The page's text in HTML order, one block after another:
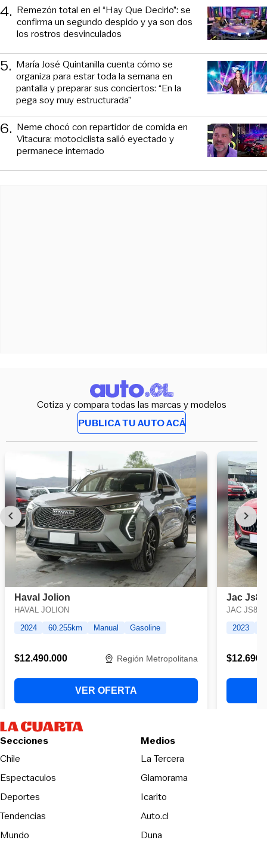
4. Remezón total en el “Hay Que Decirlo”: se
confirma un segundo despido y ya son dos
los rostros desvinculados
5. María José Quintanilla cuenta cómo se
organiza para estar toda la semana en
pantalla y preparar sus conciertos: “En la
pega soy muy estructurada”
6. Neme chocó con repartidor de comida en
Vitacura: motociclista salió eyectado y
permanece internado
Cotiza y compara todas las marcas y modelos
PUBLICA TU AUTO ACÁ
Secciones
Chile
Espectaculos
Deportes
Tendencias
Mundo
Medios
La TerceraOpens in new
Glamorama
Icarito
Auto.cl
DunaOpens in new window